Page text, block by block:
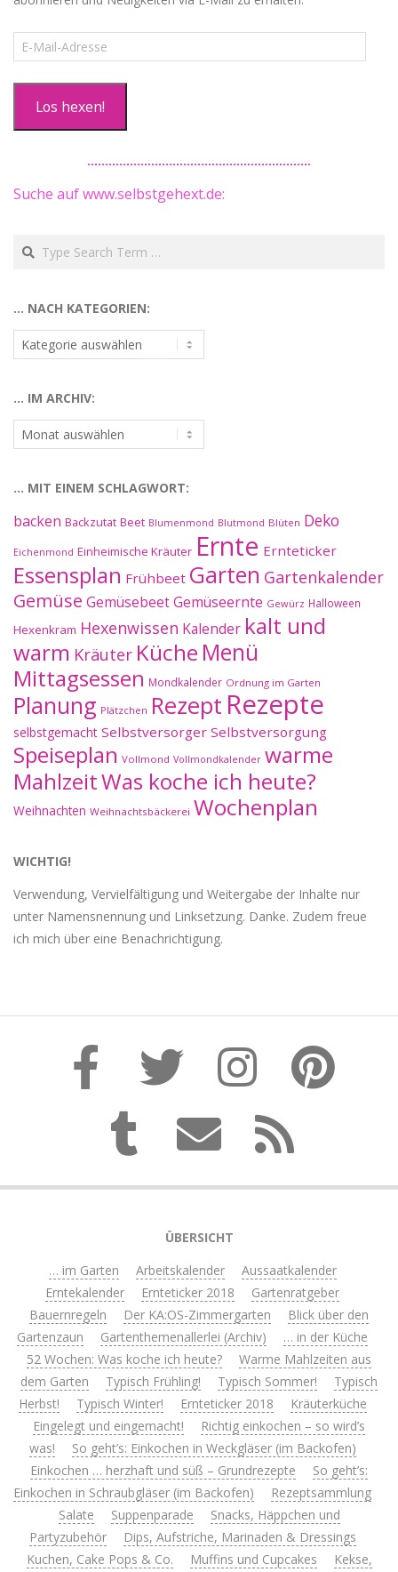
E-
Mail-
Los hexen!
Suche auf www.selbstgehext.de:
Search
… NACH KATEGORIEN:
…
nach
… IM ARCHIV:
…
im
… MIT EINEM SCHLAGWORT:
backen Backzutat Beet Blumenmond Blutmond Blüten Deko
Eichenmond Einheimische Kräuter Ernte Ernteticker
Essensplan Frühbeet Garten Gartenkalender
Gemüse GemüsebeetGemüseernte Gewürz Halloween
Hexenkram Hexenwissen Kalender kalt und
warm Kräuter Küche Menü
Mittagsessen Mondkalender Ordnung im Garten
Planung Plätzchen Rezept Rezepte
selbstgemacht Selbstversorger Selbstversorgung
Speiseplan Vollmond Vollmondkalender warme
MahlzeitWas koche ich heute?
Weihnachten Weihnachtsbäckerei Wochenplan
WICHTIG!
Verwendung, Vervielfältigung und Weitergabe der Inhalte nur
unter Namensnennung und Linksetzung. Danke. Zudem freue
ich mich über eine Benachrichtigung.
ÜBERSICHT
… im Garten
Arbeitskalender
Aussaatkalender
Erntekalender
Ernteticker 2018
Gartenratgeber
Bauernregeln
Der KA:OS-Zimmergarten
Blick über den
Gartenzaun
Gartenthemenallerlei (Archiv)
… in der Küche
52 Wochen: Was koche ich heute?
Warme Mahlzeiten aus
dem Garten
Typisch Frühling! Typisch Sommer!
Typisch
Herbst!
Typisch Winter! Ernteticker 2018
Kräuterküche
Eingelegt und eingemacht!
Richtig einkochen – so wird’s
was!
So geht’s: Einkochen in Weckgläser (im Backofen)
Einkochen … herzhaft und süß – Grundrezepte
So geht’s:
Einkochen in Schraubgläser (im Backofen)
Rezeptsammlung
Salate
Suppenparade
Snacks, Häppchen und
Partyzubehör
Dips, Aufstriche, Marinaden & Dressings
Kuchen, Cake Pops & Co.
Muffins und Cupcakes
Kekse,